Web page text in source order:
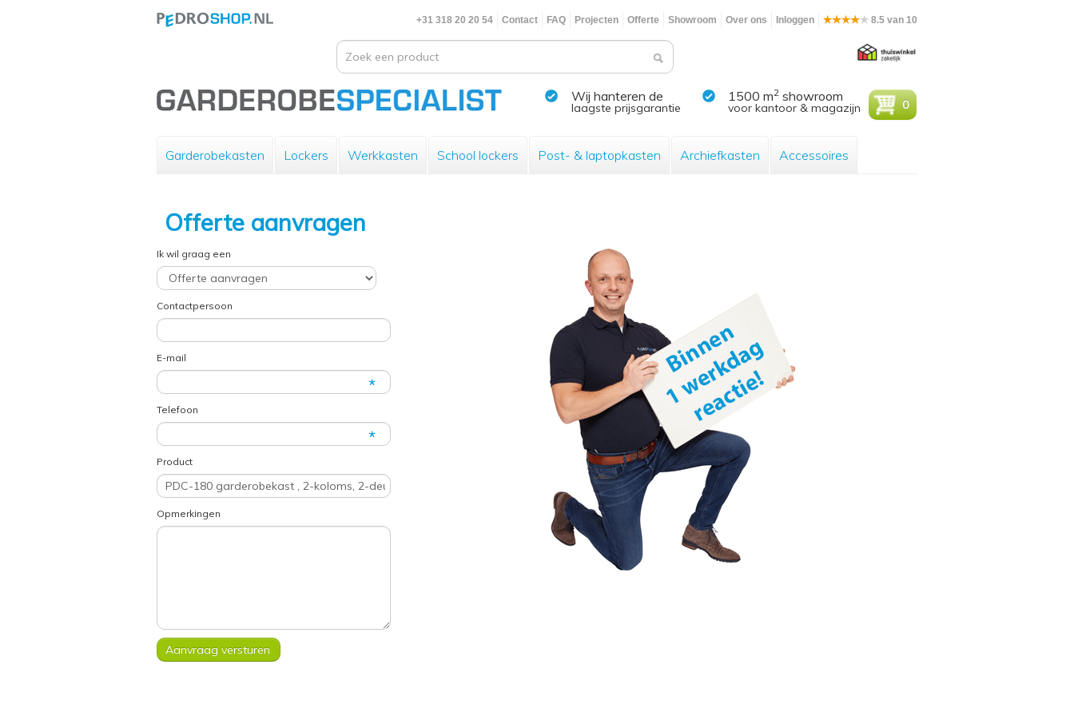
+31 318 20 20 54 Contact FAQ Projecten Offerte Showroom Over ons Inloggen 8.5 van 10
Wij hanteren de
laagste prijsgarantie
1500 m2 showroom
voor kantoor & magazijn 0
Garderobekasten Lockers Werkkasten School lockers Post- & laptopkasten Archiefkasten Accessoires
Offerte aanvragen
Ik wil graag een
Contactpersoon
E-mail
Telefoon
Product
Opmerkingen